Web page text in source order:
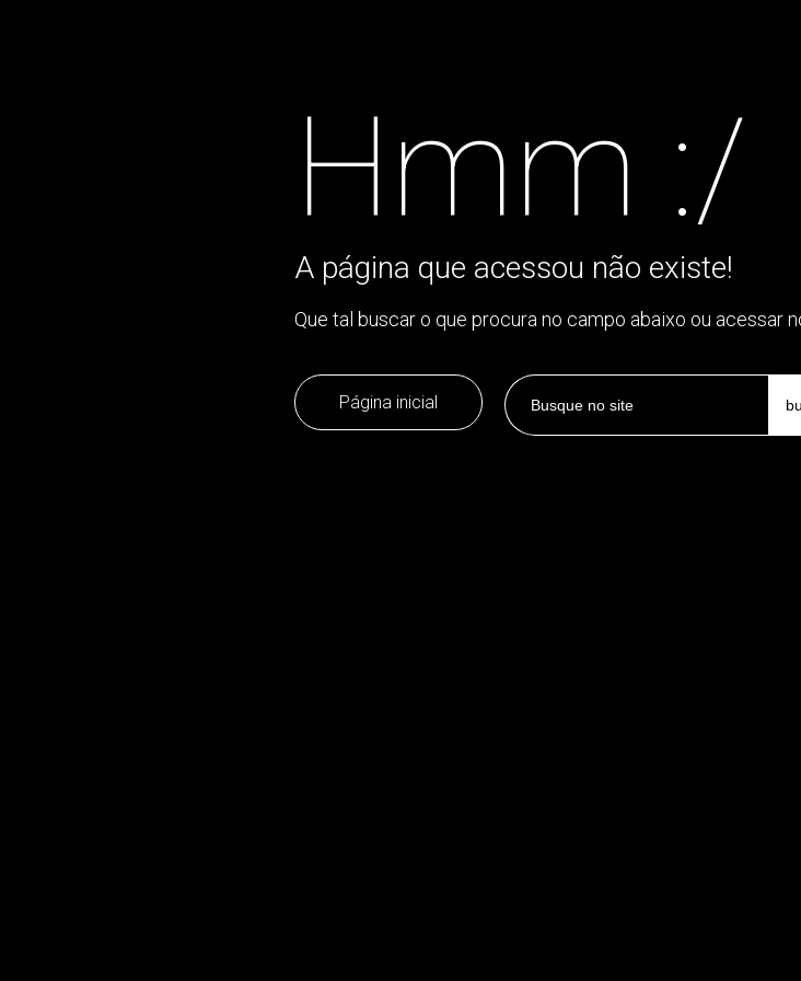
Hmm :/
A página que acessou não existe!
Que tal buscar o que procura no campo abaixo ou acessar
Página inicial